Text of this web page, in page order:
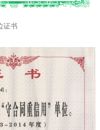
证书